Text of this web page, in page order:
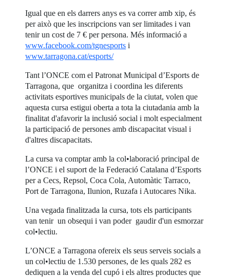
Igual que en els darrers anys es va correr amb xip, és
per això que les inscripcions van ser limitades i van
tenir un cost de 7 € per persona. Més informació a
www.facebook.com/tgnesports i
www.tarragona.cat/esports/
Tant l’ONCE com el Patronat Municipal d’Esports de
Tarragona, que organitza i coordina les diferents
activitats esportives municipals de la ciutat, volen que
aquesta cursa estigui oberta a tota la ciutadania amb la
finalitat d'afavorir la inclusió social i molt especialment
la participació de persones amb discapacitat visual i
d'altres discapacitats.
La cursa va comptar amb la col•laboració principal de
l’ONCE i el suport de la Federació Catalana d’Esports
per a Cecs, Repsol, Coca Cola, Automàtic Tarraco,
Port de Tarragona, Ilunion, Ruzafa i Autocares Nika.
Una vegada finalitzada la cursa, tots els participants
van tenir un obsequi i van poder gaudir d'un esmorzar
col•lectiu.
L’ONCE a Tarragona ofereix els seus serveis socials a
un col•lectiu de 1.530 persones, de les quals 282 es
dediquen a la venda del cupó i els altres productes que